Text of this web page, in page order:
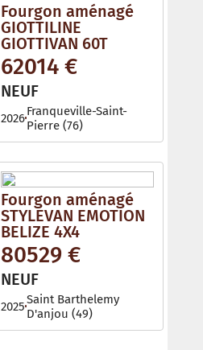
Fourgon aménagé
GIOTTILINE
GIOTTIVAN 60T
62014 €
NEUF
2026Franqueville-Saint-
Pierre (76)
Fourgon aménagé
STYLEVAN EMOTION
BELIZE 4X4
80529 €
NEUF
2025Saint Barthelemy
D'anjou (49)